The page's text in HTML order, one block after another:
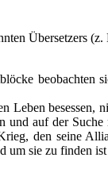
Übersetzers (z.
beobachten
besessen,
und auf der
den seine
sie zu finden